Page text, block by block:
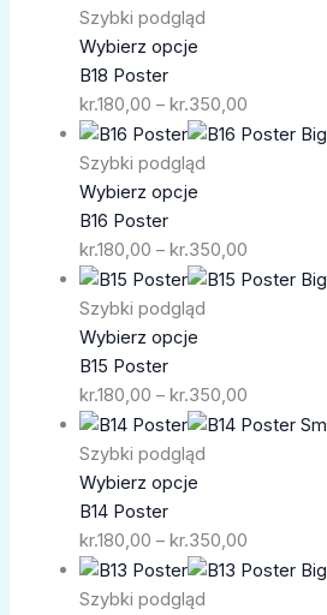
Szybki podgląd
Wybierz opcje
B18 Poster
kr.180,00 – kr.350,00
kr.350,00
Szybki podgląd
Wybierz opcje
B16 Poster
kr.180,00 – kr.350,00
Zakres
kr.350,00
Szybki podgląd
Wybierz opcje
B15 Poster
kr.180,00 – kr.350,00
Zakres
kr.350,00
Szybki podgląd
Wybierz opcje
B14 Poster
kr.180,00 – kr.350,00
Zakres
kr.350,00
Szybki podgląd
Zakres